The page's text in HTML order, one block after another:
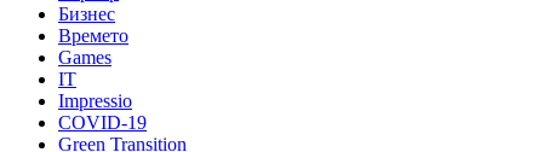
Бизнес
Времето
Games
IT
Impressio
COVID-19
Green Transition